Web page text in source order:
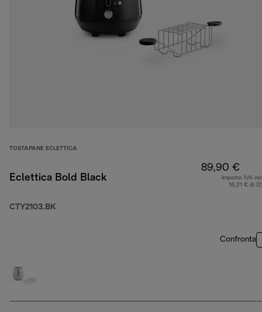
TOSTAPANE ECLETTICA
Eclettica Bold Black
CTY2103.BK
89,90 €
Importo IVA
16,21 € di
Confronta